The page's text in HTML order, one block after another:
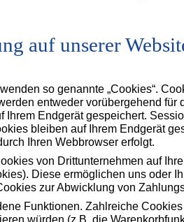
auf unserer
so genannte „Cookies“.
entweder vorübergehend
Ihrem Endgerät gespeichert.
bleiben auf Ihrem Endgerät
Ihren Webbrowser erfolgt.
von Drittunternehmen auf
Diese ermöglichen uns oder
zur Abwicklung von
Funktionen. Zahlreiche
würden (z.B. die